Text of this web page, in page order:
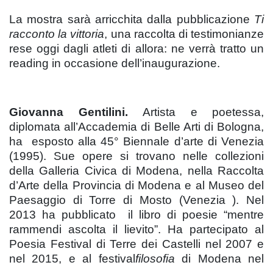
La mostra sarà arricchita dalla pubblicazione Ti
racconto la vittoria, una raccolta di testimonianze
rese oggi dagli atleti di allora: ne verrà tratto un
reading in occasione dell’inaugurazione.
Giovanna Gentilini. Artista e poetessa,
diplomata all’Accademia di Belle Arti di Bologna,
ha esposto alla 45° Biennale d’arte di Venezia
(1995). Sue opere si trovano nelle collezioni
della Galleria Civica di Modena, nella Raccolta
d’Arte della Provincia di Modena e al Museo del
Paesaggio di Torre di Mosto (Venezia ). Nel
2013 ha pubblicato il libro di poesie “mentre
rammendi ascolta il lievito”. Ha partecipato al
Poesia Festival di Terre dei Castelli nel 2007 e
nel 2015, e al festivalfilosofia di Modena nel